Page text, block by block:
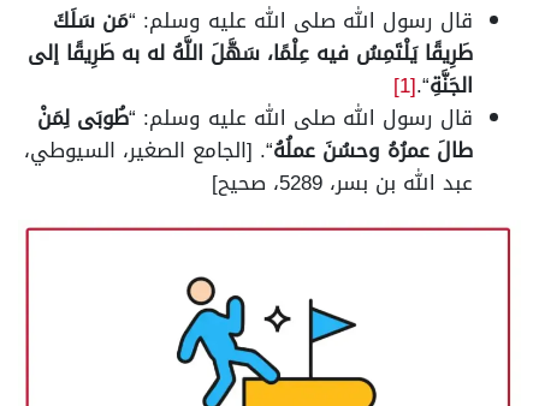
قال رسول الله صلى الله عليه وسلم: “مَن سَلَكَ
طَرِيقًا يَلْتَمِسُ فيه عِلْمًا، سَهَّلَ اللَّهُ له به طَرِيقًا إلى
الجَنَّةِ“.
[1]
قال رسول الله صلى الله عليه وسلم: “طُوبَى لِمَنْ
طالَ عمرُهُ وحسُنَ عملُهُ“. [الجامع الصغير، السيوطي،
عبد الله بن بسر، 5289، صحيح]